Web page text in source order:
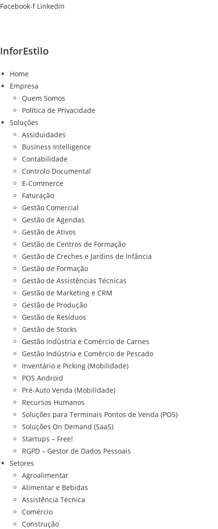
Ir
Facebook-f Linkedin
InforEstilo
Home
Empresa
Quem Somos
Política de Privacidade
Soluções
Assiduidades
Business Intelligence
Contabilidade
Controlo Documental
E-Commerce
Faturação
Gestão Comercial
Gestão de Agendas
Gestão de Ativos
Gestão de Centros de Formação
Gestão de Creches e Jardins de Infância
Gestão de Formação
Gestão de Assistências Técnicas
Gestão de Marketing e CRM
Gestão de Produção
Gestão de Resíduos
Gestão de Stocks
Gestão Indústria e Comércio de Carnes
Gestão Indústria e Comércio de Pescado
Inventário e Picking (Mobilidade)
POS Android
Pré-Auto Venda (Mobilidade)
Recursos Humanos
Soluções para Terminais Pontos de Venda (POS)
Soluções On Demand (SaaS)
Startups – Free!
RGPD – Gestor de Dados Pessoais
Setores
Agroalimentar
Alimentar e Bebidas
Assistência Técnica
Comércio
Construção